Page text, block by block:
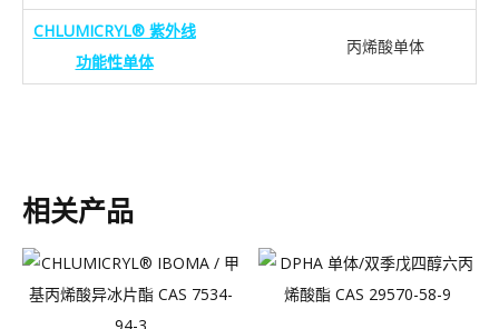
CHLUMICRYL® 紫外线
功能性单体
丙烯酸单体
相关产品